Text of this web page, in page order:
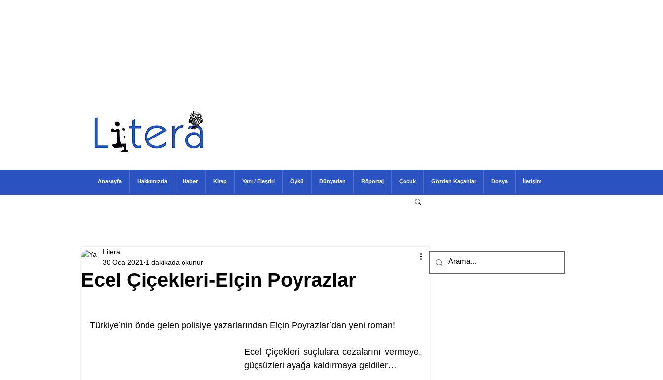
Ecel Çiçekleri-Elçin Poyrazlar
Litera
30 Oca 2021 1 dakikada okunur
Türkiye’nin önde gelen polisiye yazarlarından Elçin Poyrazlar’dan yeni roman!
Ecel Çiçekleri suçlulara cezalarını vermeye,
güçsüzleri ayağa kaldırmaya geldiler…
Anasayfa Hakkımızda Haber Kitap Yazı / Eleştiri Öykü Dünyadan Röportaj Çocuk Gözden Kaçanlar Dosya İletişim